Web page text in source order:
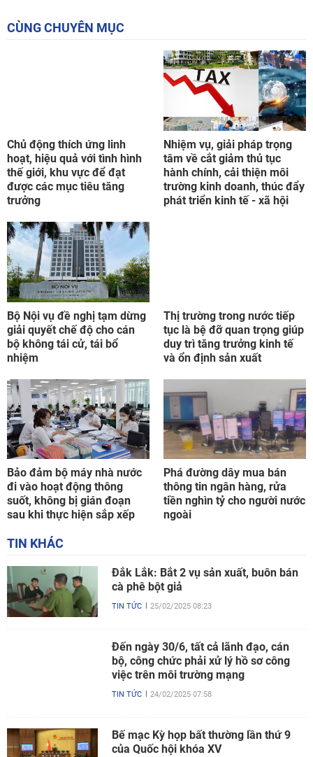
CÙNG CHUYÊN MỤC
Chủ động thích ứng linh
hoạt, hiệu quả với tình hình
thế giới, khu vực để đạt
được các mục tiêu tăng
trưởng
Nhiệm vụ, giải pháp trọng
tâm về cắt giảm thủ tục
hành chính, cải thiện môi
trường kinh doanh, thúc đẩy
phát triển kinh tế - xã hội
Bộ Nội vụ đề nghị tạm dừng
giải quyết chế độ cho cán
bộ không tái cử, tái bổ
nhiệm
Thị trường trong nước tiếp
tục là bệ đỡ quan trọng giúp
duy trì tăng trưởng kinh tế
và ổn định sản xuất
Bảo đảm bộ máy nhà nước
đi vào hoạt động thông
suốt, không bị gián đoạn
sau khi thực hiện sắp xếp
Phá đường dây mua bán
thông tin ngân hàng, rửa
tiền nghìn tỷ cho người nước
ngoài
TIN KHÁC
Đắk Lắk: Bắt 2 vụ sản xuất, buôn bán
cà phê bột giả
TIN TỨC 25/02/2025 08:23
Đến ngày 30/6, tất cả lãnh đạo, cán
bộ, công chức phải xử lý hồ sơ công
việc trên môi trường mạng
TIN TỨC 24/02/2025 07:58
Bế mạc Kỳ họp bất thường lần thứ 9
của Quốc hội khóa XV